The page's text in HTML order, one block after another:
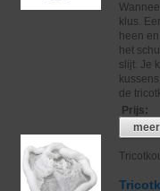
klus.
heen
het
slijt. Je
de
Prijs: